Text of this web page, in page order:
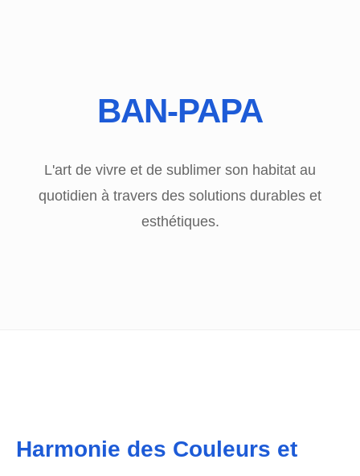
BAN-PAPA
L'art de vivre et de sublimer son habitat au
quotidien à travers des solutions durables et
esthétiques.
Harmonie des Couleurs et